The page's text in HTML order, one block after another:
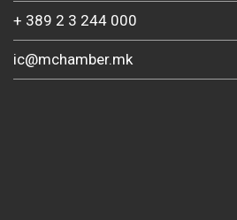
+ 389 2 3 244 000
ic@mchamber.mk